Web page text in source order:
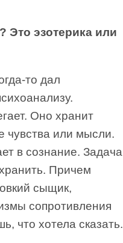
Это эзотерика или
то дал
Оно хранит
чувства или мысли.
в сознание. Задача
Причем
сыщик,
сопротивления
что хотела сказать.